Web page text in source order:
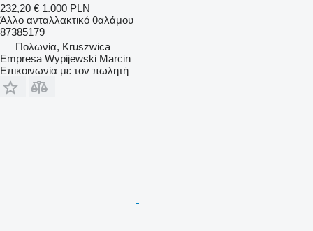
232,20 € 1.000 PLN
Άλλο ανταλλακτικό θαλάμου
87385179
Πολωνία, Kruszwica
Empresa Wypijewski Marcin
Επικοινωνία με τον πωλητή